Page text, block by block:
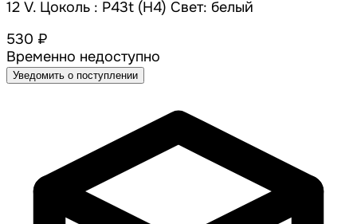
12 V. Цоколь : P43t (H4) Свет: белый
530 ₽
Временно недоступно
Уведомить о поступлении